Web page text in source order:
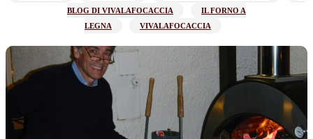
BLOG DI VIVALAFOCACCIA
IL FORNO A
LEGNA
VIVALAFOCACCIA